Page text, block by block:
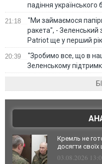
падіння українського
21:18
"Ми займаємося
ракета", - Зеленський
Patriot ще у перший рік
20:39
"Зробимо все, що в
Зеленському
Кремль не
досягти
03.08.2026